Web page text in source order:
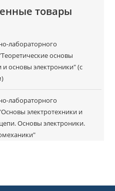
товары
лабораторного
основы
и основы электроники" (с
лабораторного
электротехники и
Основы электроники.